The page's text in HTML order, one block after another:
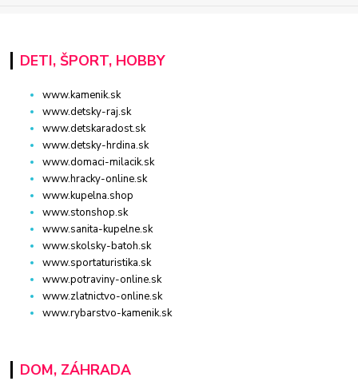
DETI, ŠPORT, HOBBY
www.kamenik.sk
www.detsky-raj.sk
www.detskaradost.sk
www.detsky-hrdina.sk
www.domaci-milacik.sk
www.hracky-online.sk
www.kupelna.shop
www.stonshop.sk
www.sanita-kupelne.sk
www.skolsky-batoh.sk
www.sportaturistika.sk
www.potraviny-online.sk
www.zlatnictvo-online.sk
www.rybarstvo-kamenik.sk
DOM, ZÁHRADA